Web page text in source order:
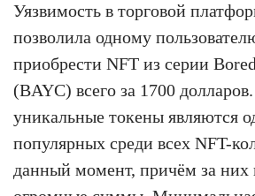
Уязвимость в торговой
позволила одному
приобрести NFT из серии
(BAYC) всего за 1700
уникальные токены являются
популярных среди всех NFT-
данный момент, причём за